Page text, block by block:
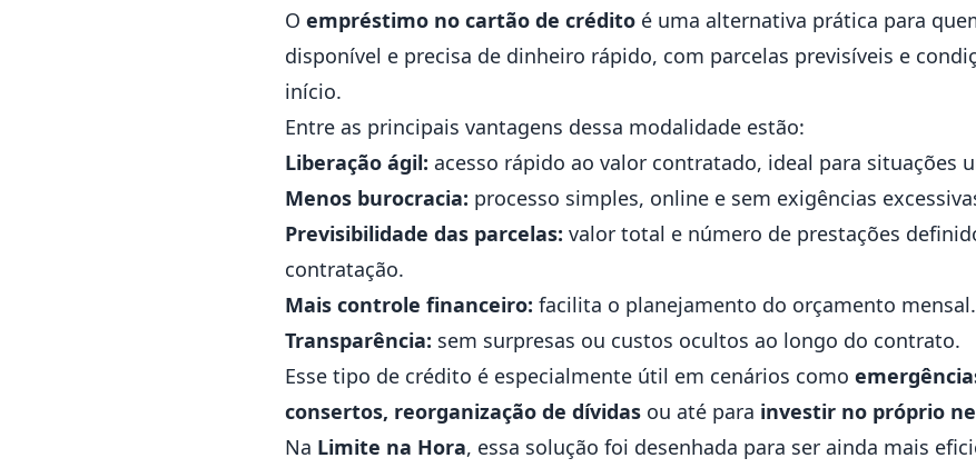
O empréstimo no cartão de crédito é uma alternativa prática para
disponível e precisa de dinheiro rápido, com parcelas previsíveis e
início.
Entre as principais vantagens dessa modalidade estão:
Liberação ágil: acesso rápido ao valor contratado, ideal para situações
Menos burocracia: processo simples, online e sem exigências
Previsibilidade das parcelas: valor total e número de prestações
contratação.
Mais controle financeiro: facilita o planejamento do orçamento mensal.
Transparência: sem surpresas ou custos ocultos ao longo do contrato.
Esse tipo de crédito é especialmente útil em cenários como
consertos, reorganização de dívidas ou até para investir no próprio
Na Limite na Hora, essa solução foi desenhada para ser ainda mais